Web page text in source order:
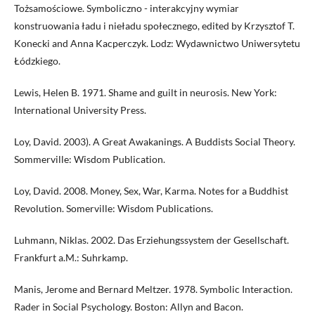
Tożsamościowe. Symboliczno - interakcyjny wymiar
konstruowania ładu i nieładu społecznego, edited by Krzysztof T.
Konecki and Anna Kacperczyk. Lodz: Wydawnictwo Uniwersytetu
Łódzkiego.
Lewis, Helen B. 1971. Shame and guilt in neurosis. New York:
International University Press.
Loy, David. 2003). A Great Awakanings. A Buddists Social Theory.
Sommerville: Wisdom Publication.
Loy, David. 2008. Money, Sex, War, Karma. Notes for a Buddhist
Revolution. Somerville: Wisdom Publications.
Luhmann, Niklas. 2002. Das Erziehungssystem der Gesellschaft.
Frankfurt a.M.: Suhrkamp.
Manis, Jerome and Bernard Meltzer. 1978. Symbolic Interaction.
Rader in Social Psychology. Boston: Allyn and Bacon.